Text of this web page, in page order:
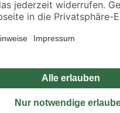
EUR inkl. gesetzl. MwSt.. Die dargestellten
allen Märkten verfügbar. Die angegebenen
der Vorrat reicht.
€ versandkostenfrei, gilt nicht für Artikel mit
Privatsphäre Impressum
Widerrufsrecht
Vertrag